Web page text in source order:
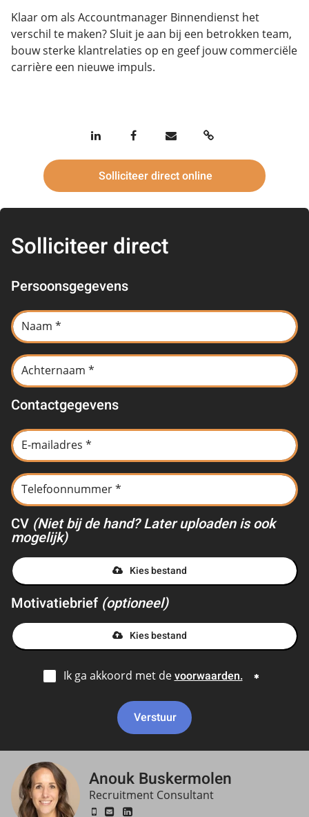
Klaar om als Accountmanager Binnendienst het
verschil te maken? Sluit je aan bij een betrokken team,
bouw sterke klantrelaties op en geef jouw commerciële
carrière een nieuwe impuls.
Solliciteer direct online
Anouk Buskermolen
Recruitment Consultant
Solliciteer direct
Persoonsgegevens
Contactgegevens
CV (Niet bij de hand? Later uploaden is ook
mogelijk)
Kies bestand
Motivatiebrief (optioneel)
Kies bestand
Ik ga akkoord met devoorwaarden.
Verstuur